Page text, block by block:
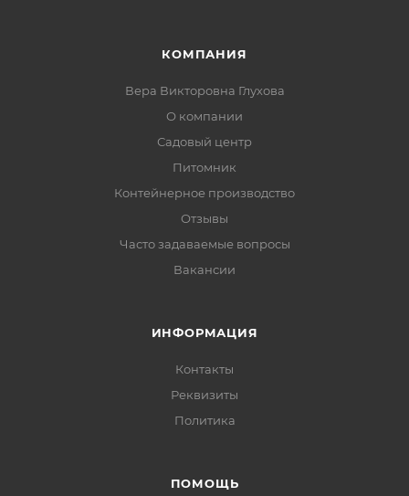
КОМПАНИЯ
Вера Викторовна Глухова
О компании
Садовый центр
Питомник
Контейнерное производство
Отзывы
Часто задаваемые вопросы
Вакансии
ИНФОРМАЦИЯ
Контакты
Реквизиты
Политика
ПОМОЩЬ